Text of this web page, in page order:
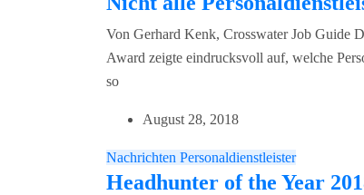
Von Gerhard Kenk, Crosswater Job Guide
Award zeigte eindrucksvoll auf, welche
so
August 28, 2018
Nachrichten Personaldienstleister
Headhunter of the Year